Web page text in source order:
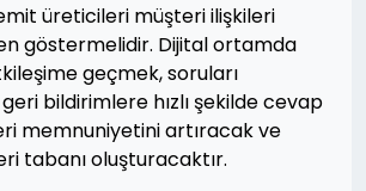
üreticileri müşteri ilişkileri
göstermelidir. Dijital ortamda
geçmek, soruları
bildirimlere hızlı şekilde cevap
memnuniyetini artıracak ve
tabanı oluşturacaktır.